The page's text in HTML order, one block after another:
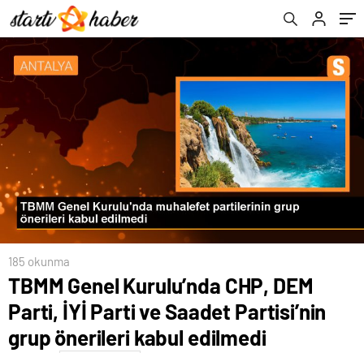
kabul edilmedi
185 okunma
TBMM Genel Kurulu’nda CHP, DEM
Parti, İYİ Parti ve Saadet Partisi’nin
grup önerileri kabul edilmedi